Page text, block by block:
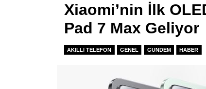
Xiaomi’nin İlk
Pad 7 Max Geliyor
AKILLI TELEFON GENEL GUNDEM HABER